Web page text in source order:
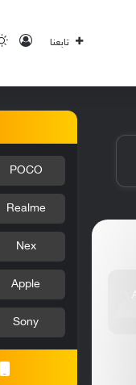
تابعنا
POCO
Realme
Nex
Apple
Sony